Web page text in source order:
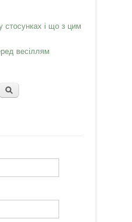
стосунках і що з цим
весіллям